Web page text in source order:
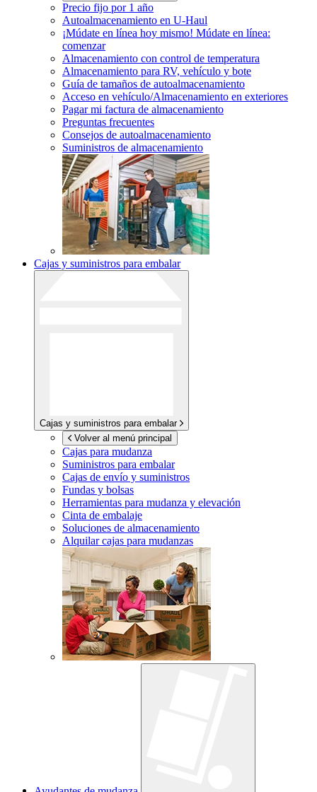
Precio fijo por 1 año
Autoalmacenamiento en U-Haul
¡Múdate en línea hoy mismo! Múdate en línea:
comenzar
Almacenamiento con control de temperatura
Almacenamiento para RV, vehículo y bote
Guía de tamaños de autoalmacenamiento
Acceso en vehículo/Almacenamiento en exteriores
Pagar mi factura de almacenamiento
Preguntas frecuentes
Consejos de autoalmacenamiento
Suministros de almacenamiento
Cajas y suministros para embalar
Cajas y suministros para embalar
Volver al menú principal
Cajas para mudanza
Suministros para embalar
Cajas de envío y suministros
Fundas y bolsas
Herramientas para mudanza y elevación
Cinta de embalaje
Soluciones de almacenamiento
Alquilar cajas para mudanzas